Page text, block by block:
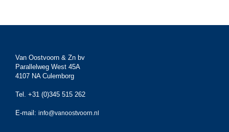
Van Oostvoorn & Zn bv
Parallelweg West 45A
4107 NA Culemborg
Tel. +31 (0)345 515 262
E-mail: info@vanoostvoorn.nl